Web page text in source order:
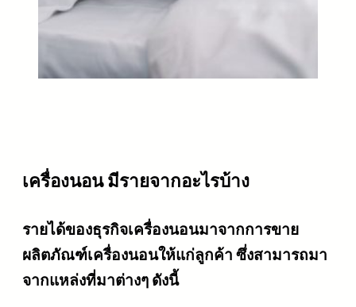
เครื่องนอน มีรายจากอะไรบ้าง
รายได้ของธุรกิจเครื่องนอนมาจากการขาย
ผลิตภัณฑ์เครื่องนอนให้แก่ลูกค้า ซึ่งสามารถมา
จากแหล่งที่มาต่างๆ ดังนี้